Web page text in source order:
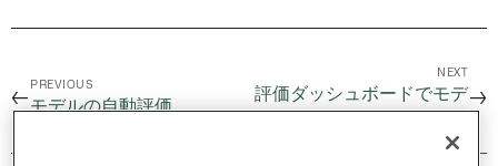
←
PREVIOUS
モデルの自動評価
NEXT
評価ダッシュボードでモデ→